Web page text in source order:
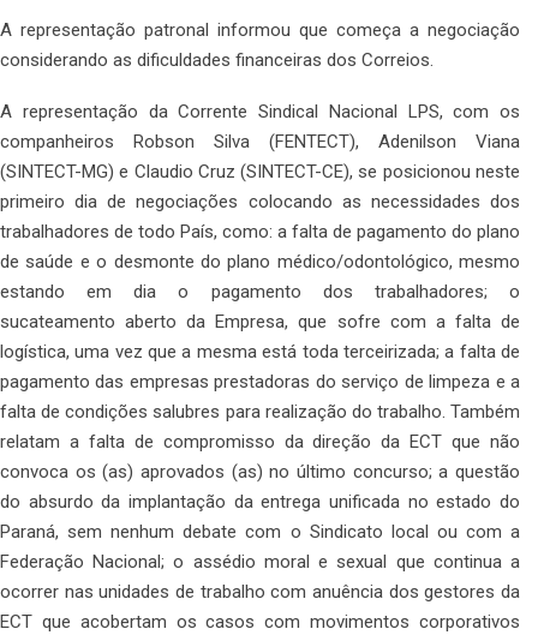
A representação patronal informou que começa a negociação
considerando as dificuldades financeiras dos Correios.
A representação da Corrente Sindical Nacional LPS, com os
companheiros Robson Silva (FENTECT), Adenilson Viana
(SINTECT-MG) e Claudio Cruz (SINTECT-CE), se posicionou neste
primeiro dia de negociações colocando as necessidades dos
trabalhadores de todo País, como: a falta de pagamento do plano
de saúde e o desmonte do plano médico/odontológico, mesmo
estando em dia o pagamento dos trabalhadores; o
sucateamento aberto da Empresa, que sofre com a falta de
logística, uma vez que a mesma está toda terceirizada; a falta de
pagamento das empresas prestadoras do serviço de limpeza e a
falta de condições salubres para realização do trabalho. Também
relatam a falta de compromisso da direção da ECT que não
convoca os (as) aprovados (as) no último concurso; a questão
do absurdo da implantação da entrega unificada no estado do
Paraná, sem nenhum debate com o Sindicato local ou com a
Federação Nacional; o assédio moral e sexual que continua a
ocorrer nas unidades de trabalho com anuência dos gestores da
ECT que acobertam os casos com movimentos corporativos